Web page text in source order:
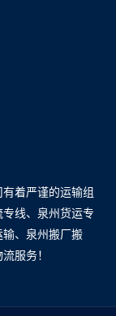
着严谨的运输组
线、泉州货运专
、泉州搬厂搬
服务！